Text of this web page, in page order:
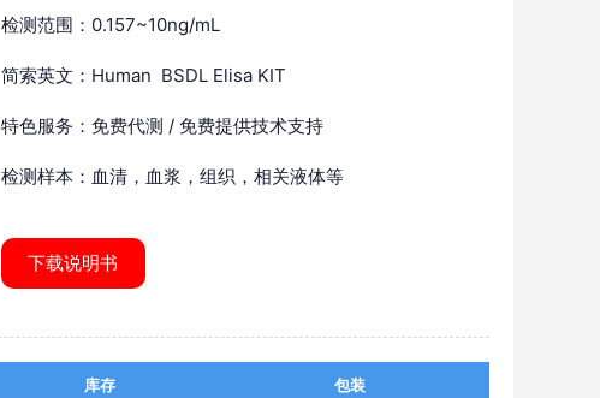
检测范围：0.157~10ng/mL
简索英文：Human BSDL Elisa KIT
特色服务：免费代测 / 免费提供技术支持
检测样本：血清，血浆，组织，相关液体等
下载说明书
库存 包装